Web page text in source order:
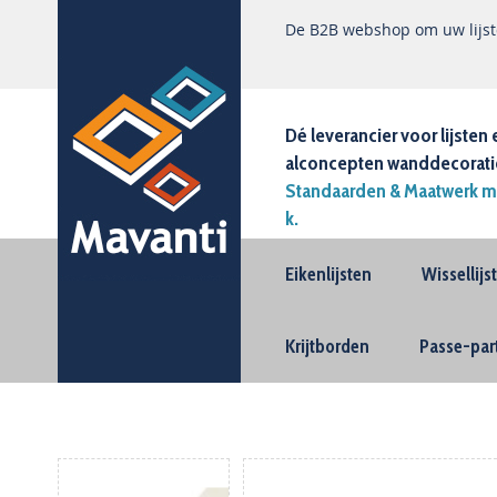
De B2B webshop om uw
Dé leverancier voor lijsten
alconcepten
Standaarden & Maatwerk
k.
Eikenlijsten
Krijtborden Passe-
Ga
naar